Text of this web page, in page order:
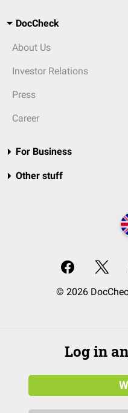
DocCheck
About Us
Investor Relations
Press
Career
For Business
Other stuff
© 2026
Log in